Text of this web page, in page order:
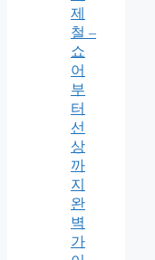
제
철 –
쇼
어
부
터
선
상
까
지
완
벽
가